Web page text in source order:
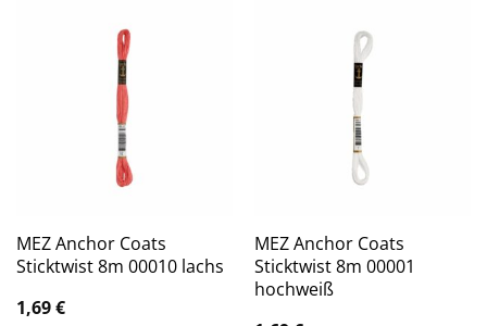
MEZ Anchor Coats
Sticktwist 8m 00010 lachs
1,69€
MEZ Anchor Coats
Sticktwist 8m 00001
hochweiß